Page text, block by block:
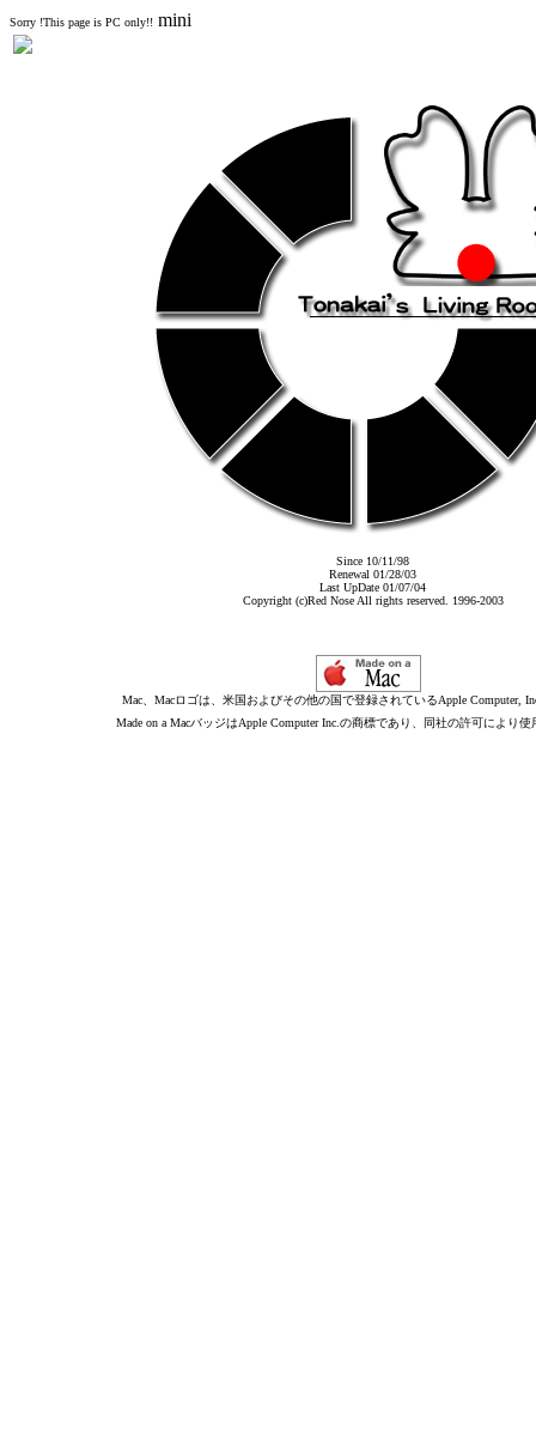
Sorry !This page is PC only!! mini
Since 10/11/98
Renewal 01/28/03
Last UpDate 01/07/04
Copyright (c)Red Nose All rights reserved. 1996-2003
Mac、Macロゴは、米国およびその他の国で登録されているApple Computer,
Made on a MacバッジはApple Computer Inc.の商標であり、同社の許可により